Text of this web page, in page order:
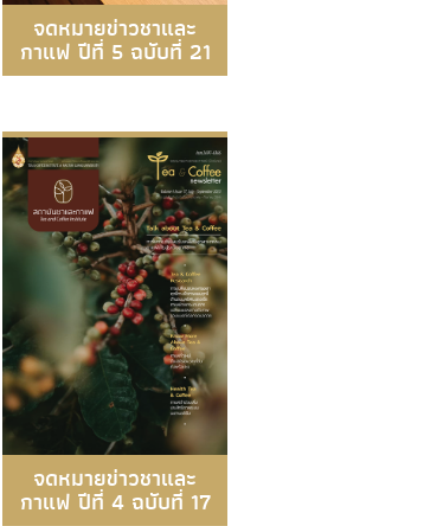
จดหมายข่าวชาและ
กาแฟ ปีที่ 5 ฉบับที่ 21
จดหมายข่าวชาและ
กาแฟ ปีที่ 4 ฉบับที่ 17